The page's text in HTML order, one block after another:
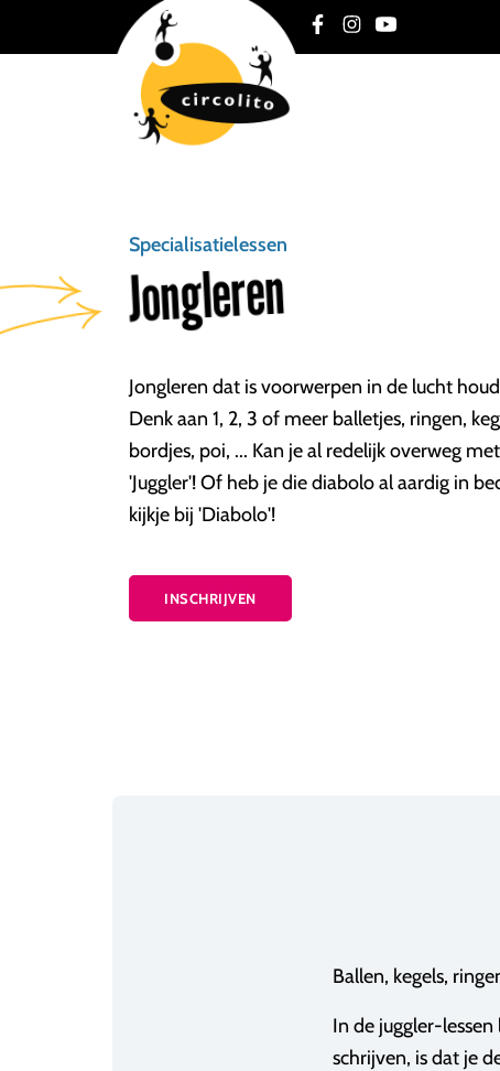
Specialisatielessen
Jongleren
Jongleren dat is voorwerpen in de lucht
Denk aan 1, 2, 3 of meer balletjes, ringen,
bordjes, poi, ... Kan je al redelijk overweg
'Juggler'! Of heb je die diabolo al aardig in
kijkje bij 'Diabolo'!
INSCHRIJVEN
Ballen, kegels,
In de juggler-
schrijven, is dat je